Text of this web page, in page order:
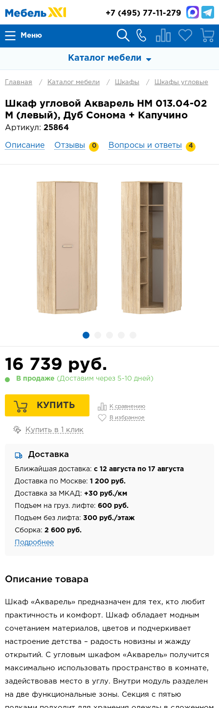
Меню
+7 (495) 77-11-279
Каталог мебели
Главная Каталог мебели Шкафы Шкафы угловые
Шкаф угловой Акварель НМ 013.04-02
М (левый), Дуб Сонома + Капучино
Артикул: 25864
Описание Отзывы 0 Вопросы и ответы 4
16 739 руб.
В продаже (Доставим через 5-10 дней)
КУПИТЬ К сравнению
В избранное
Купить в 1 клик
Доставка
Ближайшая доставка: с 12 августа по 17 августа
Доставка по Москве: 1 200 руб.
Доставка за МКАД: +30 руб./км
Подъем на груз. лифте: 600 руб.
Подъем без лифта: 300 руб./этаж
Сборка: 2 600 руб.
Подробнее
Описание товара
Шкаф «Акварель» предназначен для тех, кто любит
практичность и комфорт. Шкаф обладает модным
сочетанием материалов, цветов и подчеркивает
настроение детства – радость новизны и жажду
открытий. С угловым шкафом «Акварель» получится
максимально использовать пространство в комнате,
задействовав место в углу. Внутри модуль разделен
на две функциональные зоны. Секция с пятью